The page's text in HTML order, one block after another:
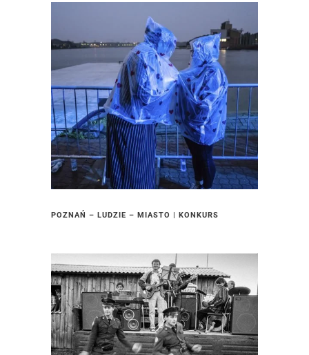
POZNAŃ – LUDZIE – MIASTO | KONKURS